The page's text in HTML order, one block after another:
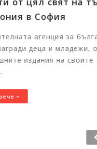
в чужбина ще
талантливи
Първите отличени
България за
11:00 часа в
Виж повече +